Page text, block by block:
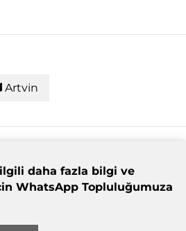
Artvin
daha fazla bilgi ve
WhatsApp Topluluğumuza